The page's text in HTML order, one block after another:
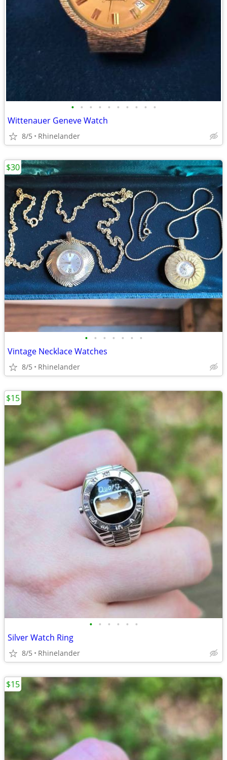
• • • • • • • • • •
Wittenauer Geneve Watch
8/5 Rhinelander
• • • • • • •
Vintage Necklace Watches
8/5 Rhinelander
$30
• • • • • •
Silver Watch Ring
8/5 Rhinelander
$15
$15